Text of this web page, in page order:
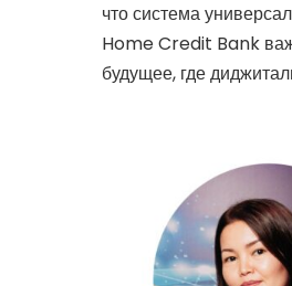
что система
Home Credit Bank
будущее, где